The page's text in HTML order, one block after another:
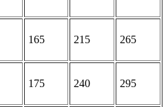
165 215 265
175 240 295